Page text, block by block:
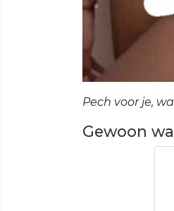
Pech voor je,
Gewoon